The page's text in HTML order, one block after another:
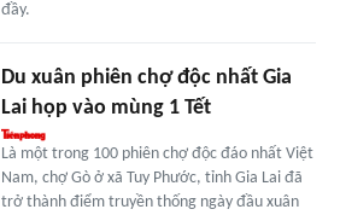
đầy.
Du xuân phiên chợ độc nhất Gia
Lai họp vào mùng 1 Tết
Là một trong 100 phiên chợ độc đáo nhất Việt
Nam, chợ Gò ở xã Tuy Phước, tỉnh Gia Lai đã
trở thành điểm truyền thống ngày đầu xuân